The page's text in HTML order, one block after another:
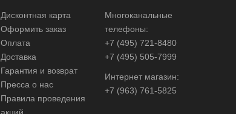
Дисконтная карта
Оформить заказ
Оплата
Доставка
Гарантия и возврат
Пресса о нас
Правила проведения
акций
Многоканальные
телефоны:
+7 (495) 721-8480
+7 (495) 505-7999
Интернет магазин:
+7 (963) 761-5825